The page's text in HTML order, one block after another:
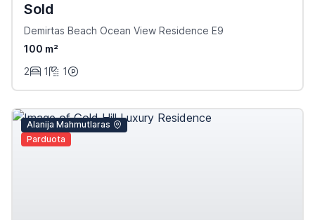
Sold
Demirtas Beach Ocean View Residence E9
100 m²
2
1 1
Alanija Mahmutlaras
Parduota